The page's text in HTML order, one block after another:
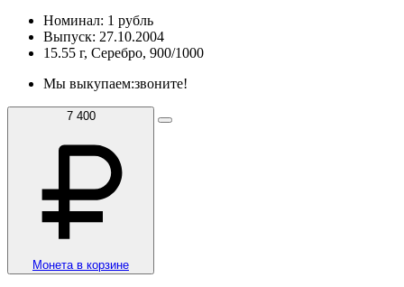
Номинал: 1 рубль
Выпуск: 27.10.2004
15.55 г, Серебро, 900/1000
Мы выкупаем:звоните!
7 400
Монета в корзине